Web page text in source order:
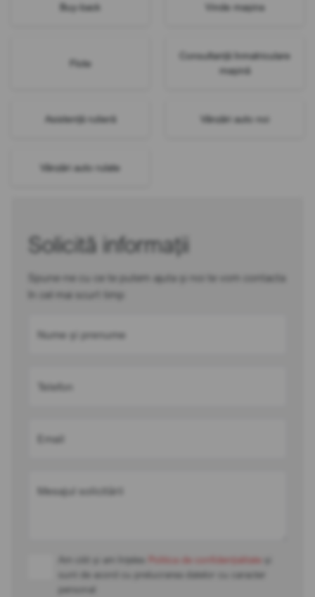
Buy-back Vinde mașina
Flote
Consultanță înmatriculare
mașină
Asistență rutieră Vânzări auto noi
Vânzări auto rulate
Solicită informații
Spune-ne cu ce te putem ajuta și noi te vom contacta
în cel mai scurt timp
Nume și prenume
Telefon
Email
Mesajul solicitării
Am citit și am înțeles Politica de confidențialitate
sunt de acord cu prelucrarea datelor cu caracter
personal